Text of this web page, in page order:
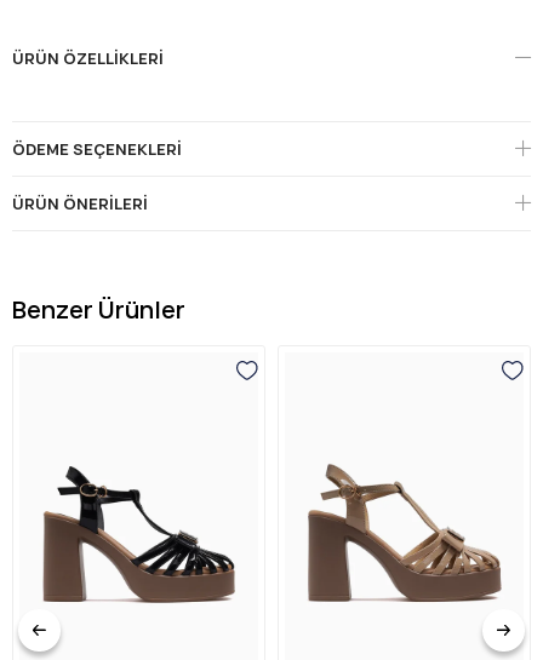
ÜRÜN ÖZELLIKLERI
ÖDEME SEÇENEKLERI
ÜRÜN ÖNERILERI
Benzer Ürünler